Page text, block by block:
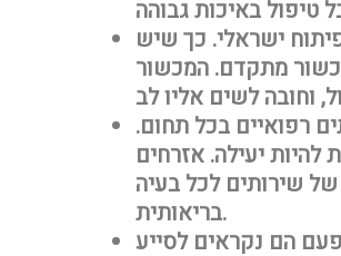
ישראלי. כך שיש
מתקדם. המכשור
רפואיים בכל תחום.
יעילה. אזרחים
שירותים לכל בעיה
בריאותית.
הם נקראים לסייע